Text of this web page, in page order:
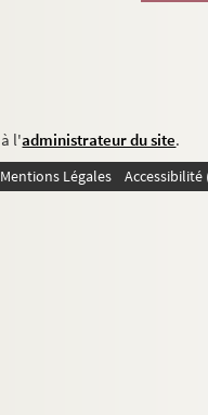
l'administrateur du site.
Mentions Légales